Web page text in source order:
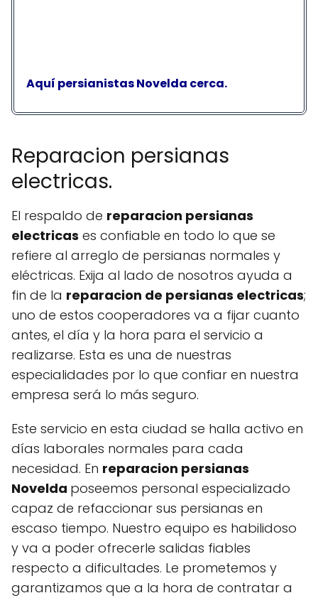
Aquí persianistas Novelda cerca.
Reparacion persianas
electricas.
El respaldo de reparacion persianas
electricas es confiable en todo lo que se
refiere al arreglo de persianas normales y
eléctricas. Exija al lado de nosotros ayuda a
fin de la reparacion de persianas electricas;
uno de estos cooperadores va a fijar cuanto
antes, el día y la hora para el servicio a
realizarse. Esta es una de nuestras
especialidades por lo que confiar en nuestra
empresa será lo más seguro.
Este servicio en esta ciudad se halla activo en
días laborales normales para cada
necesidad. En reparacion persianas
Novelda poseemos personal especializado
capaz de refaccionar sus persianas en
escaso tiempo. Nuestro equipo es habilidoso
y va a poder ofrecerle salidas fiables
respecto a dificultades. Le prometemos y
garantizamos que a la hora de contratar a